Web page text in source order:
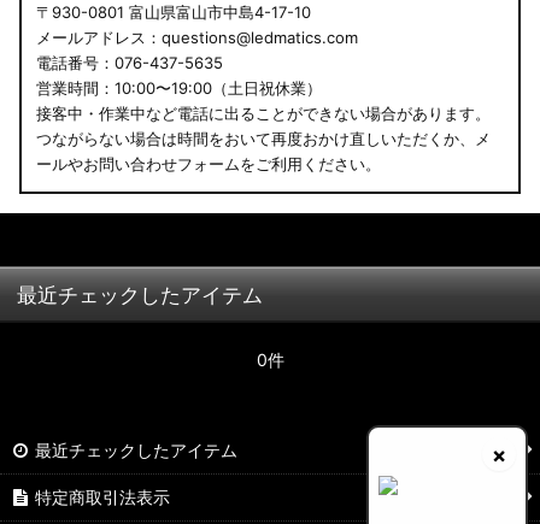
〒930-0801 富山県富山市中島4-17-10
メールアドレス：questions@ledmatics.com
電話番号：076-437-5635
営業時間：10:00〜19:00（土日祝休業）
接客中・作業中など電話に出ることができない場合があります。
つながらない場合は時間をおいて再度おかけ直しいただくか、メ
ールやお問い合わせフォームをご利用ください。
×
最近チェックしたアイテム
0件
最近チェックしたアイテム
特定商取引法表示